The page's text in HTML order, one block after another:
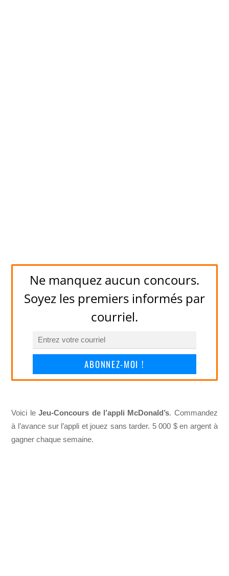
Ne manquez aucun concours.
Soyez les premiers informés par
courriel.
ABONNEZ-MOI !
Voici leJeu-Concours de l’appli McDonald’s. Commandez
à l’avance sur l’appli et jouez sans tarder. 5 000 $ en argent à
gagner chaque semaine.